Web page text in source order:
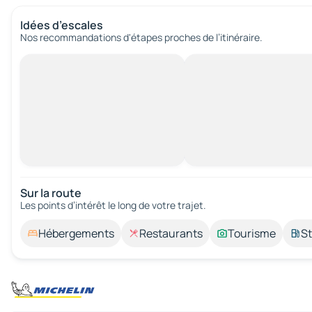
Idées d’escales
Nos recommandations d'étapes proches de l’itinéraire.
Sur la route
Les points d’intérêt le long de votre trajet.
Hébergements Restaurants Tourisme